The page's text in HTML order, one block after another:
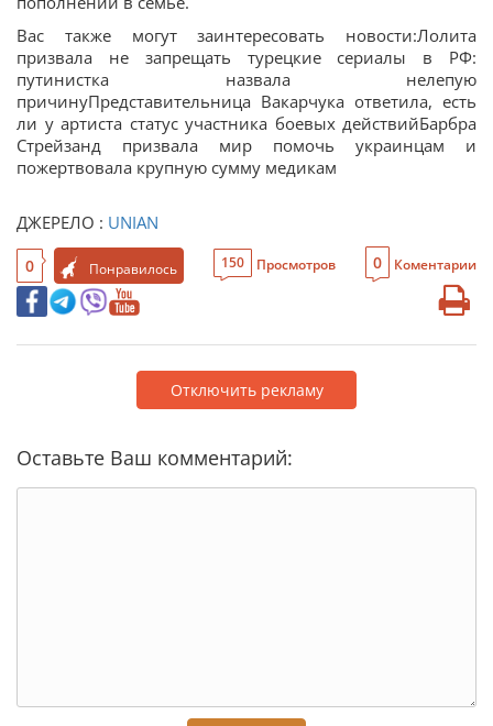
Вас также могут заинтересовать новости:Лолита
призвала не запрещать турецкие сериалы в РФ:
путинистка назвала нелепую
причинуПредставительница Вакарчука ответила, есть
ли у артиста статус участника боевых действийБарбра
Стрейзанд призвала мир помочь украинцам и
пожертвовала крупную сумму медикам
ДЖЕРЕЛО : UNIAN
0 Понравилось 150 Просмотров 0 Коментарии
Отключить рекламу
Оставьте Ваш комментарий: